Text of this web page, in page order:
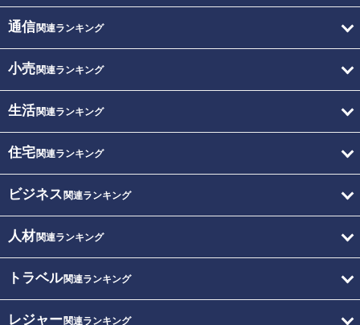
通信関連ランキング
小売関連ランキング
生活関連ランキング
住宅関連ランキング
ビジネス 関連ランキング
人材関連ランキング
トラベル関連ランキング
レジャー関連ランキング